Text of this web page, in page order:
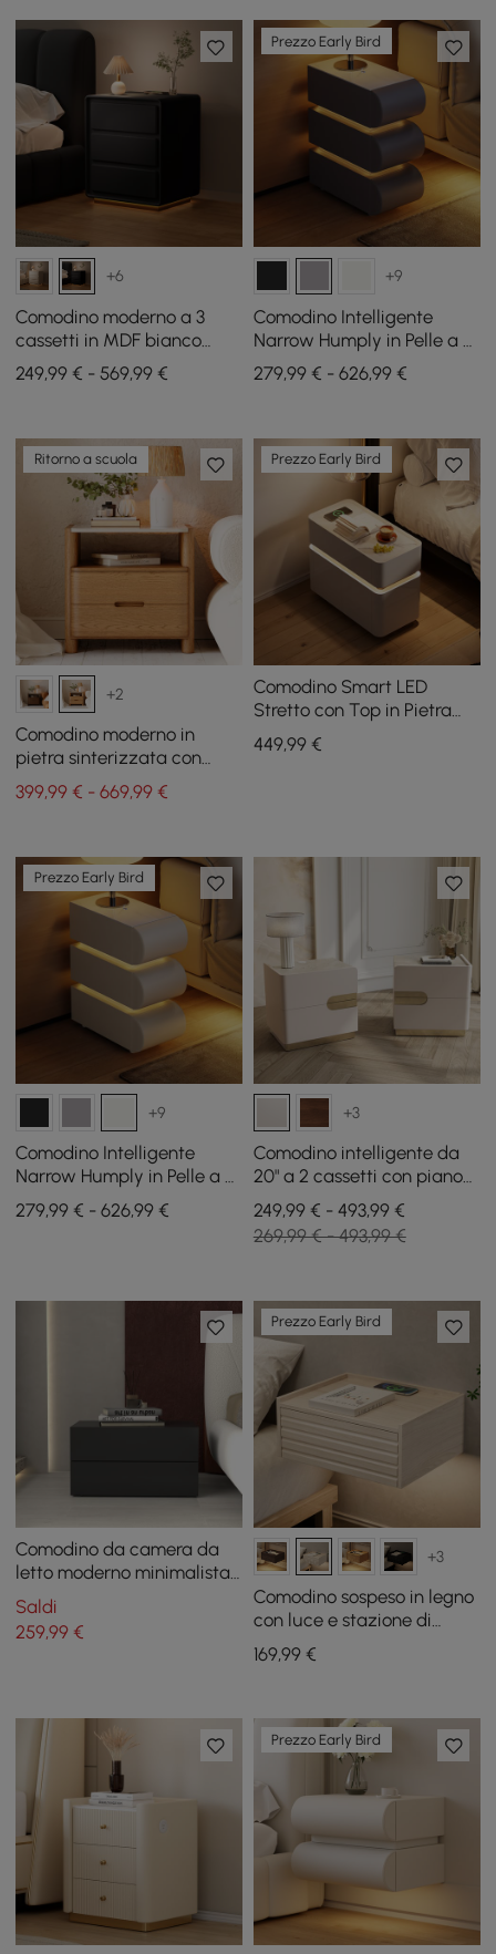
+6
Comodino moderno a 3
cassetti in MDF bianco
sporco con USB e
illuminazione
249,99 € - 569,99 €
Prezzo Early Bird
+9
Comodino Intelligente
Narrow Humply in Pelle a 3
Cassetti con Piano in Pietra
Sinterizzata
279,99 € - 626,99 €
Ritorno a scuola
+2
Comodino moderno in
pietra sinterizzata con
cassetti e ripiano, set di 2
399,99 € - 669,99 €
Prezzo Early Bird
Comodino Smart LED
Stretto con Top in Pietra
Sinterizzata
449,99€
Prezzo Early Bird
+9
Comodino Intelligente
Narrow Humply in Pelle a 3
Cassetti con Piano in Pietra
Sinterizzata
279,99 € - 626,99 €
+3
Comodino intelligente da
20" a 2 cassetti con piano
in pietra sinterizzata e
stazione di ricarica, set da
2
249,99 € - 493,99 €
269,99 € - 493,99 €
Comodino da camera da
letto moderno minimalista
nero da 24" con 2 cassetti
Saldi
259,99 €
Prezzo Early Bird
+3
Comodino sospeso in legno
con luce e stazione di
ricarica
169,99€
Prezzo Early Bird